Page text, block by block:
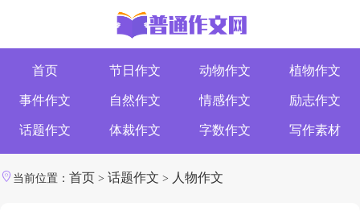
首页 节日作文 动物作文 植物作文
事件作文 自然作文 情感作文 励志作文
话题作文 体裁作文 字数作文 写作素材
当前位置： 首页 > 话题作文 > 人物作文